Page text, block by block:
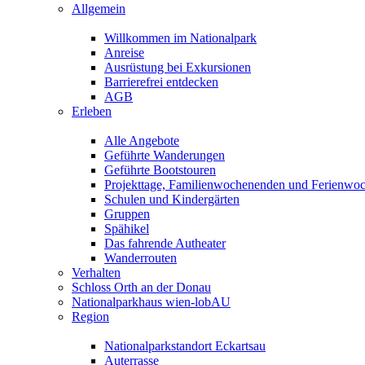
Allgemein
Willkommen im Nationalpark
Anreise
Ausrüstung bei Exkursionen
Barrierefrei entdecken
AGB
Erleben
Alle Angebote
Geführte Wanderungen
Geführte Bootstouren
Projekttage, Familienwochenenden und
Schulen und Kindergärten
Gruppen
Spähikel
Das fahrende Autheater
Wanderrouten
Verhalten
Schloss Orth an der Donau
Nationalparkhaus wien-lobAU
Region
Nationalparkstandort Eckartsau
Auterrasse